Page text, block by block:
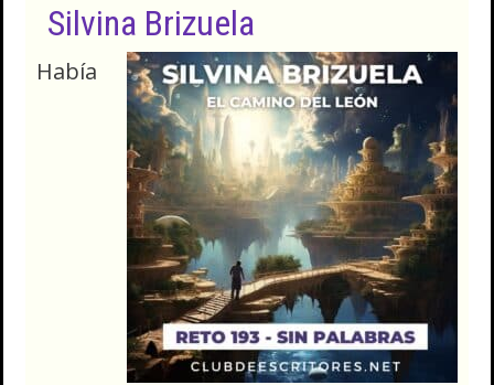
Silvina Brizuela
Había